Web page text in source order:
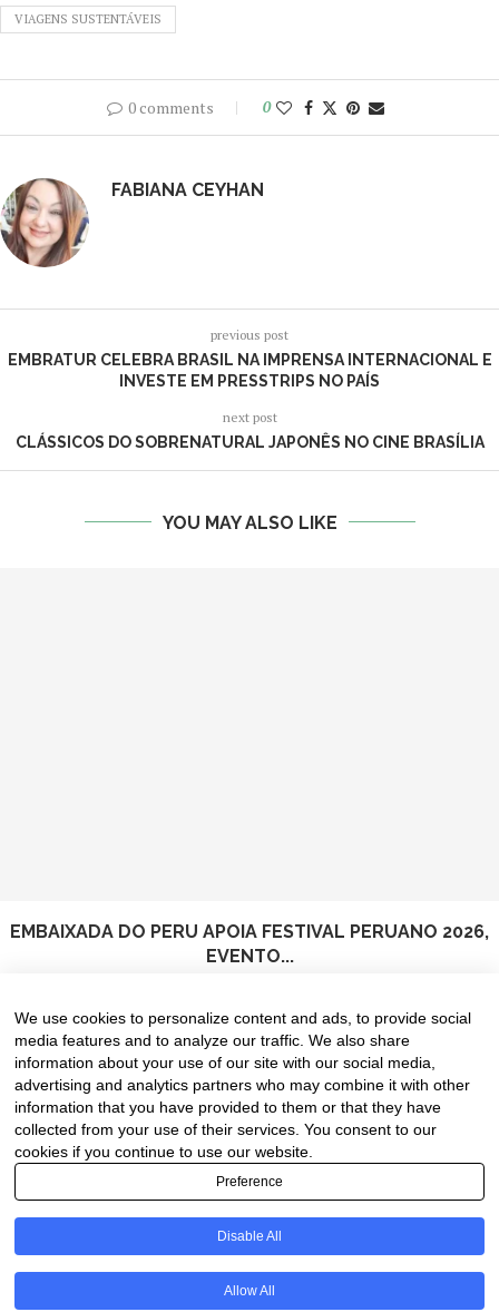
VIAGENS SUSTENTÁVEIS
0 comments 0
FABIANA CEYHAN
previous post
EMBRATUR CELEBRA BRASIL NA IMPRENSA INTERNACIONAL E
INVESTE EM PRESSTRIPS NO PAÍS
next post
CLÁSSICOS DO SOBRENATURAL JAPONÊS NO CINE BRASÍLIA
YOU MAY ALSO LIKE
EMBAIXADA DO PERU APOIA FESTIVAL PERUANO 2026,
EVENTO...
We use cookies to personalize content and ads, to provide social
media features and to analyze our traffic. We also share
information about your use of our site with our social media,
advertising and analytics partners who may combine it with other
information that you have provided to them or that they have
collected from your use of their services. You consent to our
cookies if you continue to use our website.
Preference
Disable All
Allow All